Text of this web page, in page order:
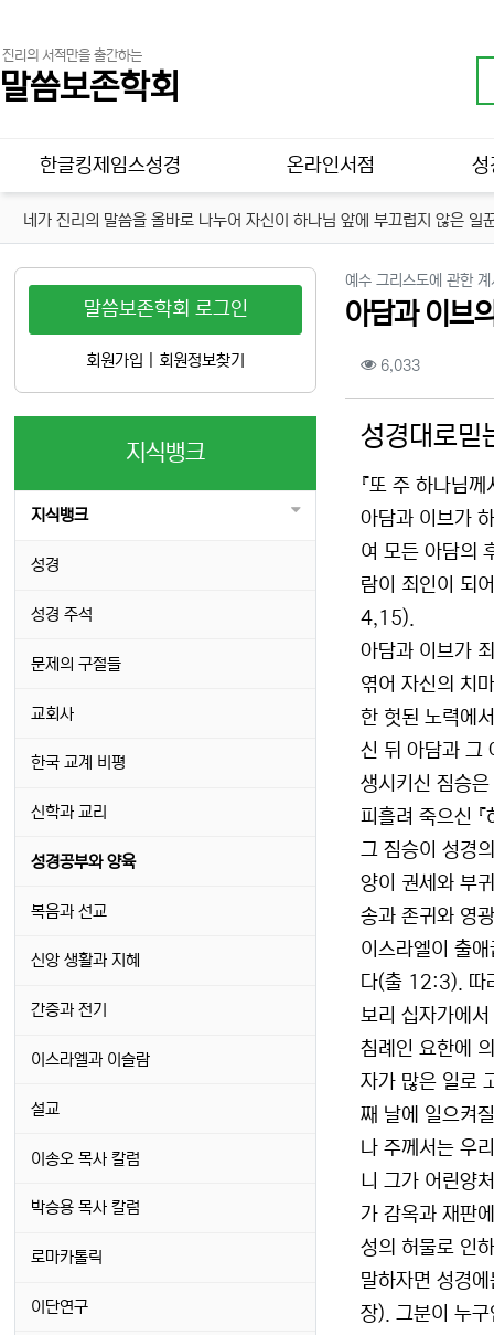
진리의 서적만을 출간하는
말씀보존학회
메인 메뉴
한글킹제임스성경 온라인서점 성
네가 진리의 말씀을 올바로 나누어 자신이 하나님 앞에 부끄럽지 않은
예수 그리스도에 관한 계
아담과 이브
컨텐츠 정보
6,033조회
성경대로믿
『또 주 하나님
아담과 이브가
여 모든 아담의
람이 죄인이 되
4,15).
아담과 이브가
엮어 자신의 치
한 헛된 노력에
신 뒤 아담과 그
생시키신 짐승
피흘려 죽으신
그 짐승이 성경
양이 권세와 부
송과 존귀와 영
이스라엘이 출
다(출 12:3). 따
보리 십자가에
침례인 요한에
자가 많은 일로
째 날에 일으켜
나 주께서는 우
니 그가 어린양
가 감옥과 재판
성의 허물로 인
말하자면 성경
장). 그분이 누
말씀보존학회 로그인
회원가입 회원정보찾기
지식뱅크
지식뱅크
성경
성경 주석
문제의 구절들
교회사
한국 교계 비평
신학과 교리
성경공부와 양육
복음과 선교
신앙 생활과 지혜
간증과 전기
이스라엘과 이슬람
설교
이송오 목사 칼럼
박승용 목사 칼럼
로마카톨릭
이단연구